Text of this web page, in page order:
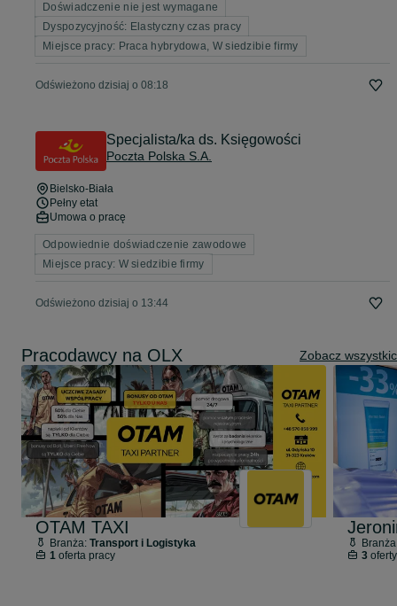
Doświadczenie nie jest wymagane
Dyspozycyjność: Elastyczny czas pracy
Miejsce pracy: Praca hybrydowa, W siedzibie firmy
Odświeżono dzisiaj o 08:18
Specjalista/ka ds. Księgowości
Poczta Polska S.A.
Bielsko-Biała
Pełny etat
Umowa o pracę
Odpowiednie doświadczenie zawodowe
Miejsce pracy: W siedzibie firmy
Odświeżono dzisiaj o 13:44
Pracodawcy na OLX Zobacz
OTAM TAXI
Branża: Transport i Logistyka
1oferta pracy
3